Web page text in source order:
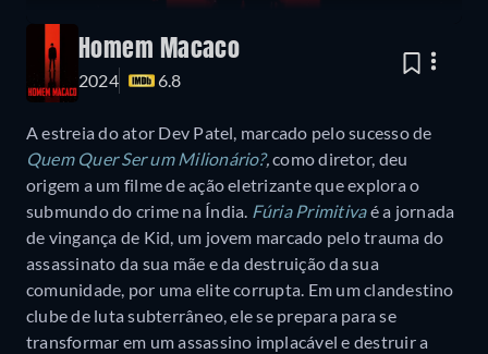
Homem Macaco
2024 6.8
A estreia do ator Dev Patel, marcado pelo sucesso de
Quem Quer Ser um Milionário?,como diretor, deu
origem a um filme de ação eletrizante que explora o
submundo do crime na Índia. Fúria Primitivaé a jornada
de vingança de Kid, um jovem marcado pelo trauma do
assassinato da sua mãe e da destruição da sua
comunidade, por uma elite corrupta. Em um clandestino
clube de luta subterrâneo, ele se prepara para se
transformar em um assassino implacável e destruir a